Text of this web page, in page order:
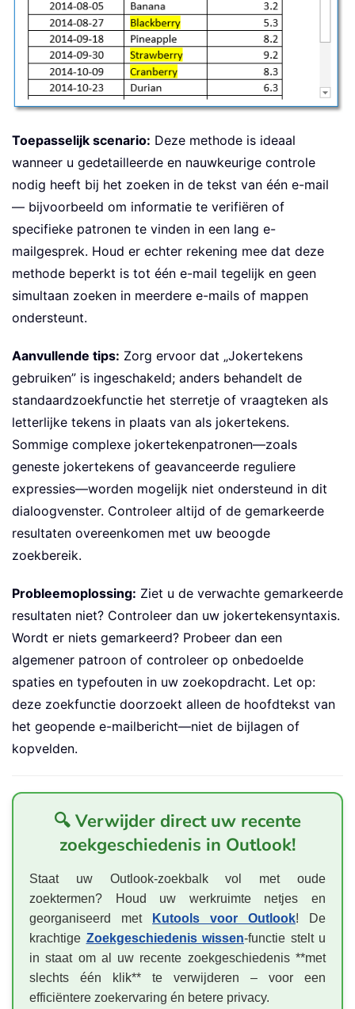
Toepasselijk scenario: Deze methode is ideaal
wanneer u gedetailleerde en nauwkeurige controle
nodig heeft bij het zoeken in de tekst van één e-mail
— bijvoorbeeld om informatie te verifiëren of
specifieke patronen te vinden in een lang e-
mailgesprek. Houd er echter rekening mee dat deze
methode beperkt is tot één e-mail tegelijk en geen
simultaan zoeken in meerdere e-mails of mappen
ondersteunt.
Aanvullende tips: Zorg ervoor dat „Jokertekens
gebruiken” is ingeschakeld; anders behandelt de
standaardzoekfunctie het sterretje of vraagteken als
letterlijke tekens in plaats van als jokertekens.
Sommige complexe jokertekenpatronen—zoals
geneste jokertekens of geavanceerde reguliere
expressies—worden mogelijk niet ondersteund in dit
dialoogvenster. Controleer altijd of de gemarkeerde
resultaten overeenkomen met uw beoogde
zoekbereik.
Probleemoplossing: Ziet u de verwachte gemarkeerde
resultaten niet? Controleer dan uw jokertekensyntaxis.
Wordt er niets gemarkeerd? Probeer dan een
algemener patroon of controleer op onbedoelde
spaties en typefouten in uw zoekopdracht. Let op:
deze zoekfunctie doorzoekt alleen de hoofdtekst van
het geopende e-mailbericht—niet de bijlagen of
kopvelden.
🔍 Verwijder direct uw recente
zoekgeschiedenis in Outlook!
Staat uw Outlook-zoekbalk vol met oude
zoektermen? Houd uw werkruimte netjes en
georganiseerd met
Kutools voor Outlook! De
krachtige Zoekgeschiedenis wissen-functie stelt u
in staat om al uw recente zoekgeschiedenis **met
slechts één klik** te verwijderen – voor een
efficiëntere zoekervaring én betere privacy.